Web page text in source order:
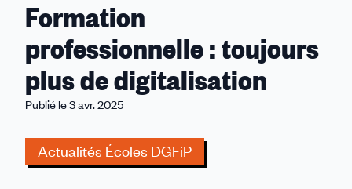
êtes
ici
toujours
plus
de
Formation
professionnelle : toujours
plus de digitalisation
Publié le 3 avr. 2025
Actualités Écoles DGFiP